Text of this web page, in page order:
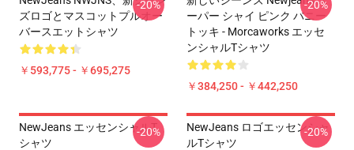
ズロゴとマスコットプルオー
バースエットシャツ
￥593,775 - ￥695,275
-20%
ーパー シャイ ピンク バニー
トッキ - Morcaworks エッセ
ンシャルTシャツ
￥384,250 - ￥442,250
-20%
NewJeans エッセンシャルT
シャツ
-20%
NewJeans ロゴエッセンシャ
ルTシャツ
-20%